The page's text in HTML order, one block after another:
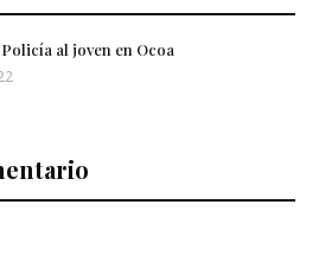
al joven en Ocoa